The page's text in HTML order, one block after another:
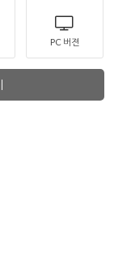
PC 버젼